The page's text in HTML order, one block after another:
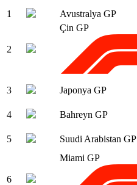
1 Avustralya GP
2
Çin GP
3 Japonya GP
4 Bahreyn GP
5 Suudi Arabistan GP
6
Miami GP